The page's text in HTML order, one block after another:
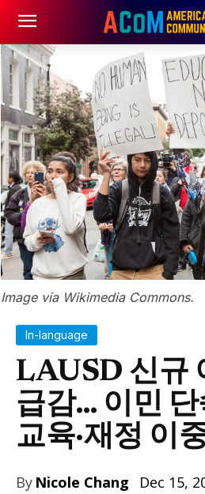
In-language
LAUSD 신규
급감… 이민 단
교육·재정 이
By Nicole Chang Dec 15,
Image via Wikimedia Commons.